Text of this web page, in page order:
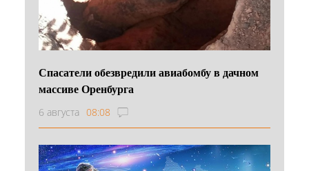
Спасатели обезвредили авиабомбу в дачном
массиве Оренбурга
6 августа 08:08